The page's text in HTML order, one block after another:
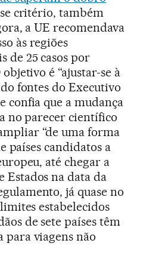
critério, também
a UE recomendava
às regiões
de 25 casos por
é “ajustar-se à
fontes do Executivo
confia que a mudança
no parecer científico
“de uma forma
países candidatos a
até chegar a
Estados na data da
já quase no
estabelecidos
de sete países têm
para viagens não